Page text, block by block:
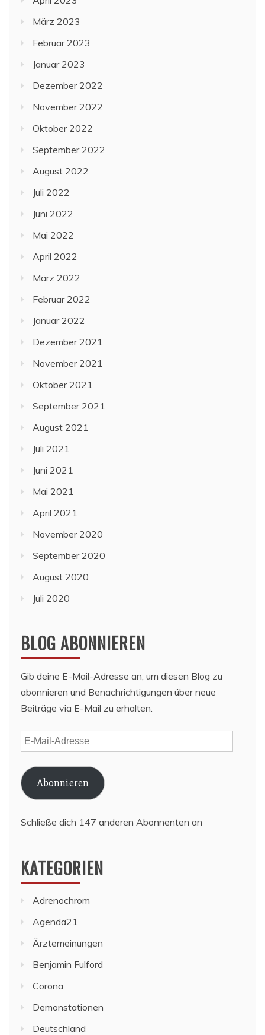
März 2023
Februar 2023
Januar 2023
Dezember 2022
November 2022
Oktober 2022
September 2022
August 2022
Juli 2022
Juni 2022
Mai 2022
April 2022
März 2022
Februar 2022
Januar 2022
Dezember 2021
November 2021
Oktober 2021
September 2021
August 2021
Juli 2021
Juni 2021
Mai 2021
April 2021
November 2020
September 2020
August 2020
Juli 2020
BLOG ABONNIEREN
Gib deine E-Mail-Adresse an, um diesen Blog zu
abonnieren und Benachrichtigungen über neue
Beiträge via E-Mail zu erhalten.
E-
Mail-
Adresse
Abonnieren
Schließe dich 147 anderen Abonnenten an
KATEGORIEN
Adrenochrom
Agenda21
Ärztemeinungen
Benjamin Fulford
Corona
Demonstationen
Deutschland